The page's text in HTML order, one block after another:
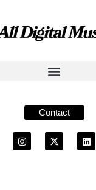
Contact